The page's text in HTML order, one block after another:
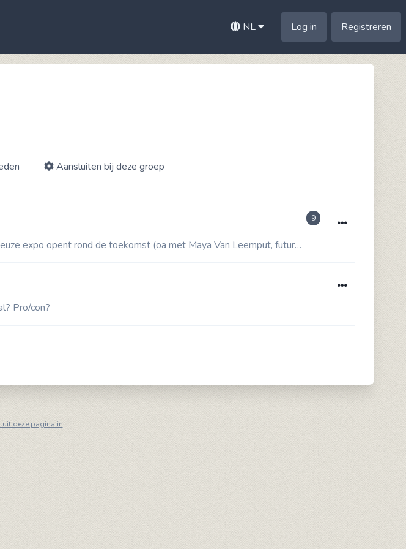
NL Log in Registreren
Aansluiten bij deze groep
Zonet een gesprek gehad met museum Muhka, dat eind april 2017 een ambitieuze expo opent rond de toekomst (oa met Maya Van Leemput, future studies VUB, meer hieronder), waarvoor ze op zoek zijn naar...
9
Pro/con?
deze pagina in